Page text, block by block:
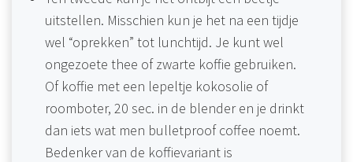
uitstellen. Misschien kun je het na een tijdje
wel “oprekken” tot lunchtijd. Je kunt wel
ongezoete thee of zwarte koffie gebruiken.
Of koffie met een lepeltje kokosolie of
roomboter, 20 sec. in de blender en je drinkt
dan iets wat men bulletproof coffee noemt.
Bedenker van de koffievariant is